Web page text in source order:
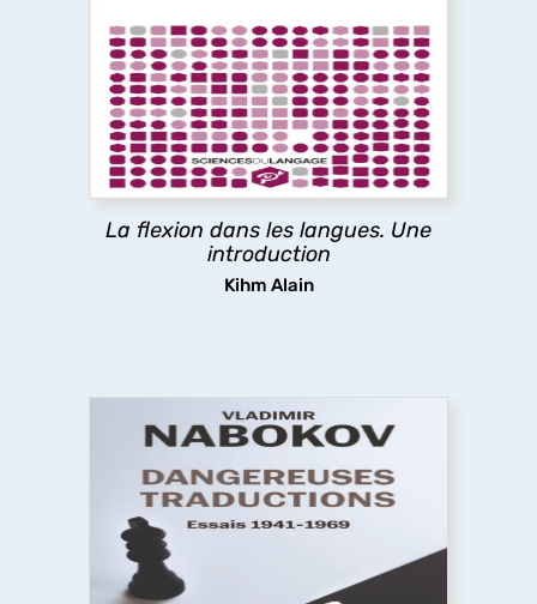
La flexion dans les langues. Une
introduction
Kihm Alain
L’ouvrage décrit et analyse les mécanismes de
conjugaison des langues naturelles, explore leurs
significations, expose les théories les
concernant, spécule sur leur émergence et leur
apprentissage.
découvrir
Dangereuses traductions
À partir de textes pour la plupart inédits en
français, cet ouvrage présente la pensée et les